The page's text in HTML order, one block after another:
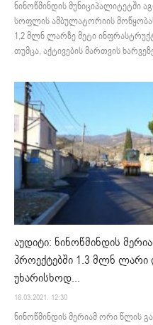
ნინოწმინდის მუნიციპალიტეტში
სოფლის ამბულატორიის
1,2 მლნ ლარზე მეტი
თუმცა, აქტივების მართვის
აუდიტი: ნინოწმინდის
პროექტებში 1.3 მლნ
უხარისხოდ...
16.03.2021. 12:30
ნინოწმინდის მერიამ ორი წლის